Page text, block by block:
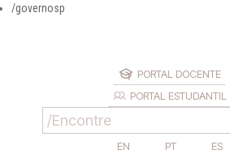
/governosp
PORTAL DOCENTE
PORTAL ESTUDANTIL
EN PT ES